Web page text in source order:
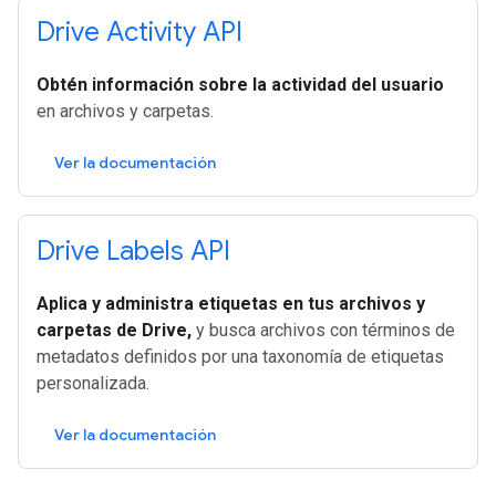
Drive Activity API
Obtén información sobre la actividad del usuario
en archivos y carpetas.
Ver la documentación
Drive Labels API
Aplica y administra etiquetas en tus archivos y
carpetas de Drive, y busca archivos con términos de
metadatos definidos por una taxonomía de etiquetas
personalizada.
Ver la documentación